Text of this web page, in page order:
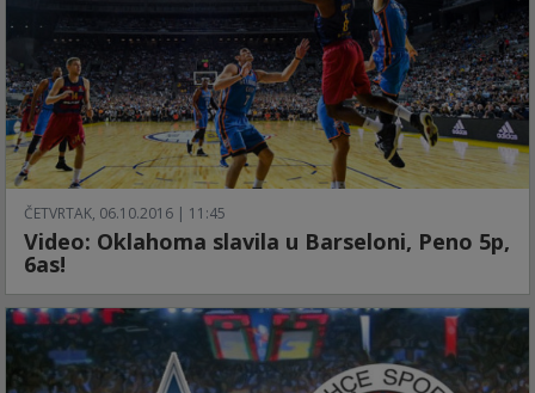
ČETVRTAK, 06.10.2016 | 11:45
Video: Oklahoma slavila u Barseloni, Peno 5p,
6as!